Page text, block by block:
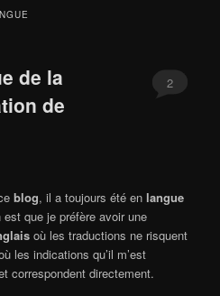
de la
de
2
blog, il a toujours été en langue
que je préfère avoir une
où les traductions ne risquent
les indications qu’il m’est
correspondent directement.